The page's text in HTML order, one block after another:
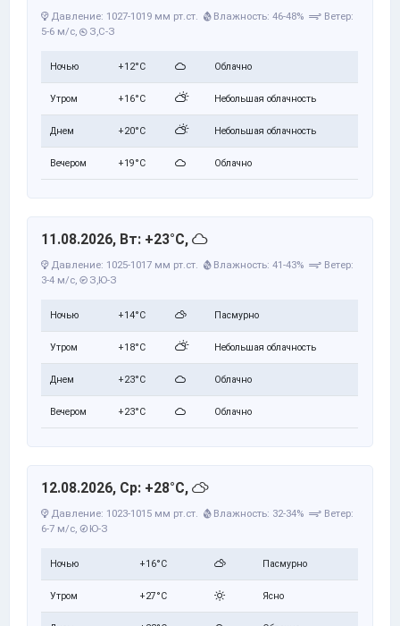
Давление: 1027-1019 мм рт.ст. Влажность: 46-48%
Ветер:
5-6 м/с, З,С-З
Ночью +12°C Облачно
Утром +16°C Небольшая облачность
Днем +20°C Небольшая облачность
Вечером +19°C Облачно
11.08.2026, Вт: +23°C,
Давление: 1025-1017 мм рт.ст. Влажность: 41-43%
Ветер:
3-4 м/с, З,Ю-З
Ночью +14°C Пасмурно
Утром +18°C Небольшая облачность
Днем +23°C Облачно
Вечером +23°C Облачно
12.08.2026, Ср: +28°C,
Давление: 1023-1015 мм рт.ст. Влажность: 32-34%
Ветер:
6-7 м/с, Ю-З
Ночью +16°C Пасмурно
Утром +27°C Ясно